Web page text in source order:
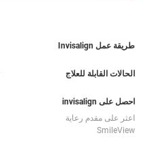
طريقة عمل Invisalign
الحالات القابلة للعلاج
احصل على invisalign
اعثر على مقدم رعاية
SmileView